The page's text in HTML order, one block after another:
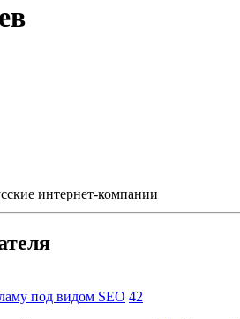
интернет-компании
под видом SEO 42